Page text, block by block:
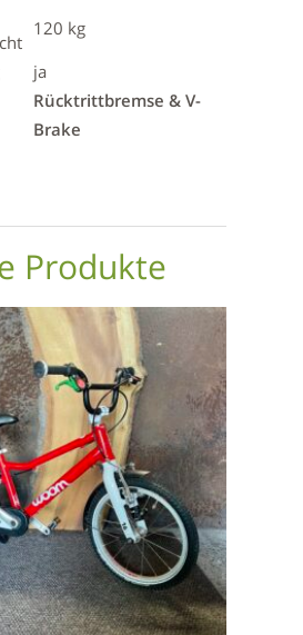
120 kg
ja
Rücktrittbremse & V-
Brake
Produkte